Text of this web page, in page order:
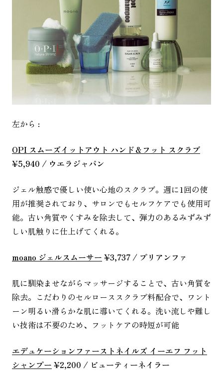
左から :
OPI スムーズイットアウト ハンド＆フット スクラブ
¥5,940 / ウエラジャパン
ジェル触感で優しい使い心地のスクラブ。週に1回の使
用が推奨されており、サロンでもセルフケアでも使用可
能。古い角質やくすみを除去して、弾力のあるみずみず
しい肌触りに仕上げてくれる。
moano ジェルスムーサー ¥3,737 / プリアンファ
肌に馴染ませながらマッサージすることで、古い角質を
除去。こだわりのセルローススクラブ料配合で、ワント
ーン明るい滑らかな肌に導いてくれる。洗い流しや難し
い技術は不要のため、フットケアの時短が可能
エデュケーションファーストネイルズ イーエフ フット
シャンプー ¥2,200 / ビューティーネイラー